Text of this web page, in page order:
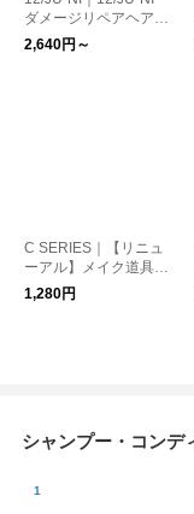
ダメージリペアヘアミ
ルク
2,640円～
C SERIES｜【リニュ
ーアル】メイク道具ク
リーナー
1,280円
シャンプー・コンデ